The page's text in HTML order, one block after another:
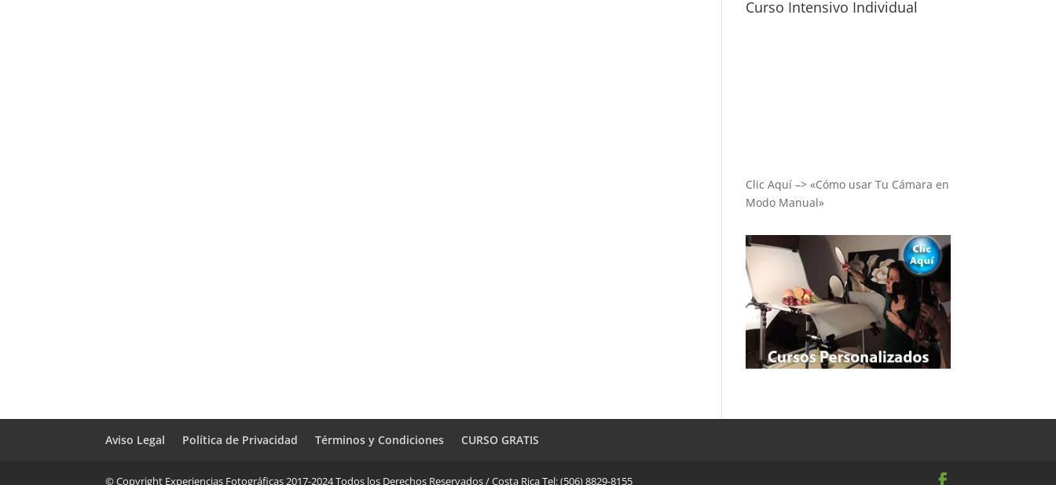
Curso Intensivo Individual
Clic Aquí –> «Cómo usar Tu Cámara en
Modo Manual»
Aviso Legal Política de Privacidad Términos y Condiciones CURSO GRATIS
© Copyright Experiencias Fotográficas 2017-2024 Todos los Derechos Reservados / Costa Rica Tel: (506) 8829-8155